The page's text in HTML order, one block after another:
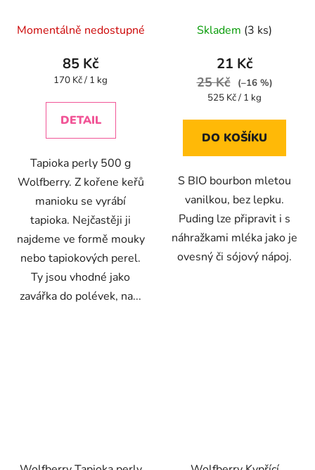
Momentálně nedostupné
85 Kč
Měrná
170 Kč / 1 kg
DETAIL
Tapioka perly 500 g
Wolfberry. Z kořene keřů
manioku se vyrábí
tapioka. Nejčastěji ji
najdeme ve formě mouky
nebo tapiokových perel.
Ty jsou vhodné jako
zavářka do polévek, na...
Skladem (3 ks)
21 Kč
25 Kč
(–16 %)
Měrná
525 Kč / 1 kg
DO KOŠÍKU
S BIO bourbon mletou
vanilkou, bez lepku.
Puding lze připravit i s
náhražkami mléka jako je
ovesný či sójový nápoj.